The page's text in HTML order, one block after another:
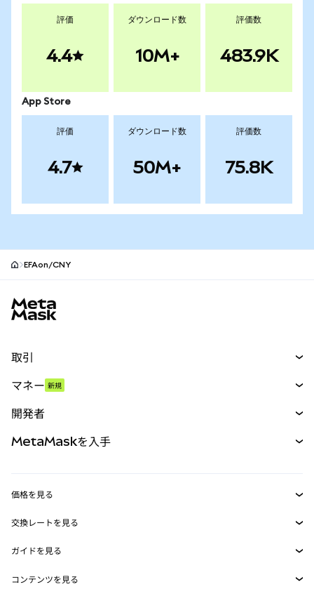
評価
4.4
ダウンロード数
10M+
評価数
483.9K
App Store
評価
4.7
ダウンロード数
50M+
評価数
75.8K
EFAon/CNY
取引
パーペチュアル
RWA
マネー 新規
開発者
MetaMask Connect
Snaps
Web3サービス
MetaMaskを入手
セキュリティ
サポート
価格を見る
イーサリアムの価格
Solanaの価格
交換レートを見る
ETH→USD
USDT→INR
ガイドを見る
ETHの購入
コンテンツを見る